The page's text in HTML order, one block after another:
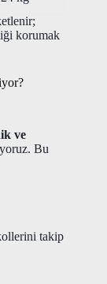
korumak
ve
Bu
takip